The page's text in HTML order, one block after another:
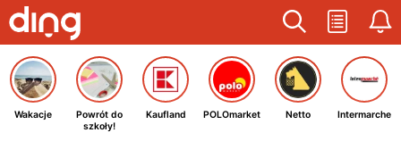
Wakacje
Powrót do
szkoły!
Kaufland POLOmarket Netto Intermarche